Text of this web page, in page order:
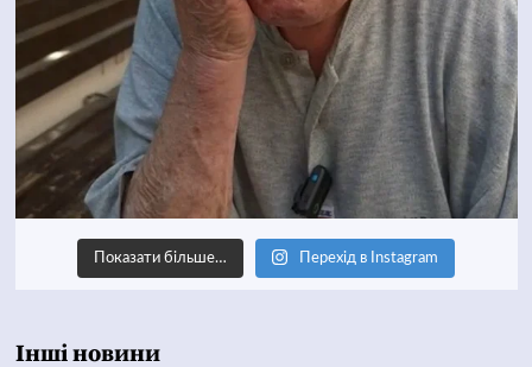
Показати більше… Перехід в Instagram
Інші новини